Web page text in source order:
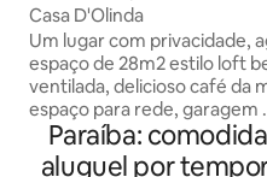
Casa D'Olinda
Um lugar com privacidade, agradável
espaço de 28m2 estilo loft bem
ventilada, delicioso café da
espaço para rede, garagem . Na melhor
área de Olinda próximo a
farmácia, bar e pontos
Paraíba:
aluguel por